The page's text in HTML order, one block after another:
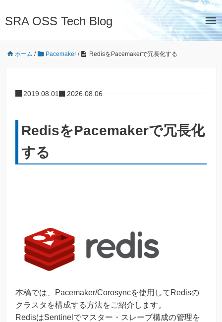
SRA OSS Tech Blog
ホーム / Pacemaker / RedisをPacemakerで冗長化する
2019.08.01 2026.08.06
RedisをPacemakerで冗長化
する
本稿では、Pacemaker/Corosyncを使用してRedisの
クラスタを構成する方法をご紹介します。
RedisはSentinelでマスター・スレーブ構成の管理を